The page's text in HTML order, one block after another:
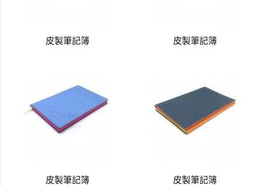
皮製筆記簿 皮製筆記簿
皮製筆記簿 皮製筆記簿